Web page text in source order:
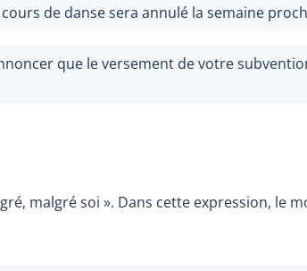
de danse sera annulé la semaine
que le versement de votre
malgré soi ». Dans cette expression, le